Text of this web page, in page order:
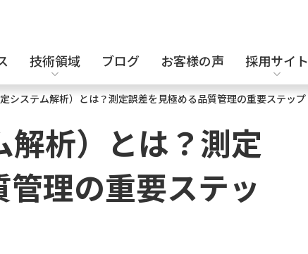
設計補助派遣
技術領域
電気・電子設計
ブログ お客様の声 採用サイト
キャリア採用
システム解析）とは？測定誤差を見極める品質管理の重要ステップ
解析）とは？測定
理の重要ステッ